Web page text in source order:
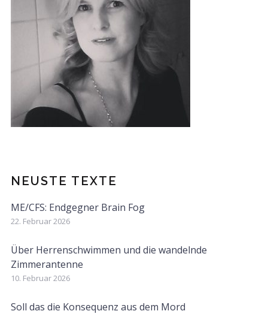
NEUSTE TEXTE
ME/CFS: Endgegner Brain Fog
22. Februar 2026
Über Herrenschwimmen und die wandelnde
Zimmerantenne
10. Februar 2026
Soll das die Konsequenz aus dem Mord